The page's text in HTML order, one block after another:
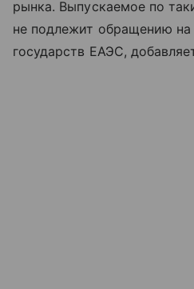
рынка. Выпускаемое по
не подлежит обращению на
государств ЕАЭС,